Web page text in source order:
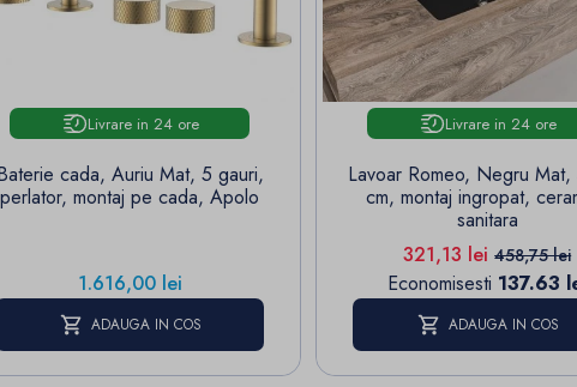
Livrare in 24 ore
cada, Auriu Mat, 5 gauri,
perlator, montaj pe cada, Apolo
Pret
1.616,00 lei
ADAUGA IN COS
Livrare in 24 ore
Lavoar Romeo, Negru
cm, montaj ingropat,
sanitara
Pret
321,13 leiPret de
458,75 lei
Economisesti 137.63
ADAUGA IN COS